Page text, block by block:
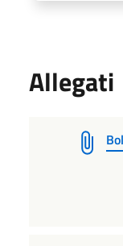
Allegati